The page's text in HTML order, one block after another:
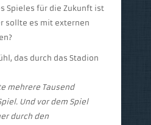
Spieles für die Zukunft ist
sollte es mit externen
das durch das Stadion
mehrere Tausend
Und vor dem Spiel
durch den